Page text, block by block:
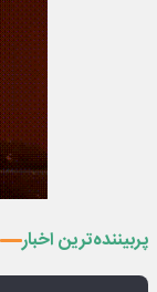
پربیننده‌ترین اخبار